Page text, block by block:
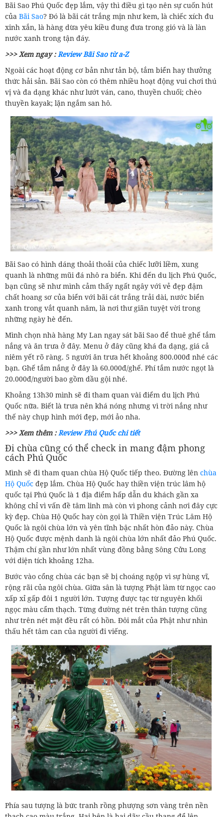
Bãi Sao Phú Quốc đẹp lắm, vậy thì điều gì tạo nên sự cuốn hút
của Bãi Sao? Đó là bãi cát trắng mịn như kem, là chiếc xích đu
xinh xắn, là hàng dừa yêu kiều đung đưa trong gió và là làn
nước xanh trong tận đáy.
>>> Xem ngay :Review Bãi Sao từ a-Z
Ngoài các hoạt động cơ bản như tản bộ, tắm biển hay thưởng
thức hải sản. Bãi Sao còn có thêm nhiều hoạt động vui chơi thú
vị và đa dạng khác như lướt ván, cano, thuyền chuối; chèo
thuyền kayak; lặn ngắm san hô.
Bãi Sao có hình dáng thoải thoải của chiếc lưỡi liềm, xung
quanh là những mũi đá nhô ra biển. Khi đến du lịch Phú Quốc,
bạn cũng sẽ như mình cảm thấy ngất ngây với vẻ đẹp đậm
chất hoang sơ của biển với bãi cát trắng trải dài, nước biển
xanh trong vắt quanh năm, là nơi thư giãn tuyệt vời trong
những ngày hè đến.
Mình chọn nhà hàng My Lan ngay sát bãi Sao để thuê ghế tắm
nắng và ăn trưa ở đây. Menu ở đây cũng khá đa dạng, giá cả
niêm yết rõ ràng. 5 người ăn trưa hết khoảng 800.000đ nhé các
bạn. Ghế tắm nắng ở đây là 60.000đ/ghế. Phí tắm nước ngọt là
20.000đ/người bao gồm dầu gội nhé.
Khoảng 13h30 mình sẽ đi tham quan vài điểm du lịch Phú
Quốc nữa. Biết là trưa nên khá nóng nhưng vì trời nắng như
thế này chụp hình mới đẹp, mới ảo nha.
>>> Xem thêm :Review Phú Quốc chi tiết
Đi chùa cũng có thể check in mang đậm phong
cách Phú Quốc
Mình sẽ đi tham quan chùa Hộ Quốc tiếp theo. Đường lên chùa
Hộ Quốc đẹp lắm. Chùa Hộ Quốc hay thiền viện trúc lâm hộ
quốc tại Phú Quốc là 1 địa điểm hấp dẫn du khách gần xa
không chỉ vì vấn đề tâm linh mà còn vì phong cảnh nơi đây cực
kỳ đẹp. Chùa Hộ Quốc hay còn gọi là Thiền viện Trúc Lâm Hộ
Quốc là ngôi chùa lớn và yên tĩnh bậc nhất hòn đảo này. Chùa
Hộ Quốc được mệnh danh là ngôi chùa lớn nhất đảo Phú Quốc.
Thậm chí gần như lớn nhất vùng đồng bằng Sông Cửu Long
với diện tích khoảng 12ha.
Bước vào cổng chùa các bạn sẽ bị choáng ngộp vì sự hùng vĩ,
rộng rãi của ngôi chùa. Giữa sân là tượng Phật làm từ ngọc cao
xấp xỉ gấp đôi 1 người lớn. Tượng được tạc từ nguyên khối
ngọc màu cẩm thạch. Từng đường nét trên thân tượng cũng
như trên nét mặt đều rất có hồn. Đôi mắt của Phật như nhìn
thấu hết tâm can của người đi viếng.
Phía sau tượng là bức tranh rồng phượng sơn vàng trên nền